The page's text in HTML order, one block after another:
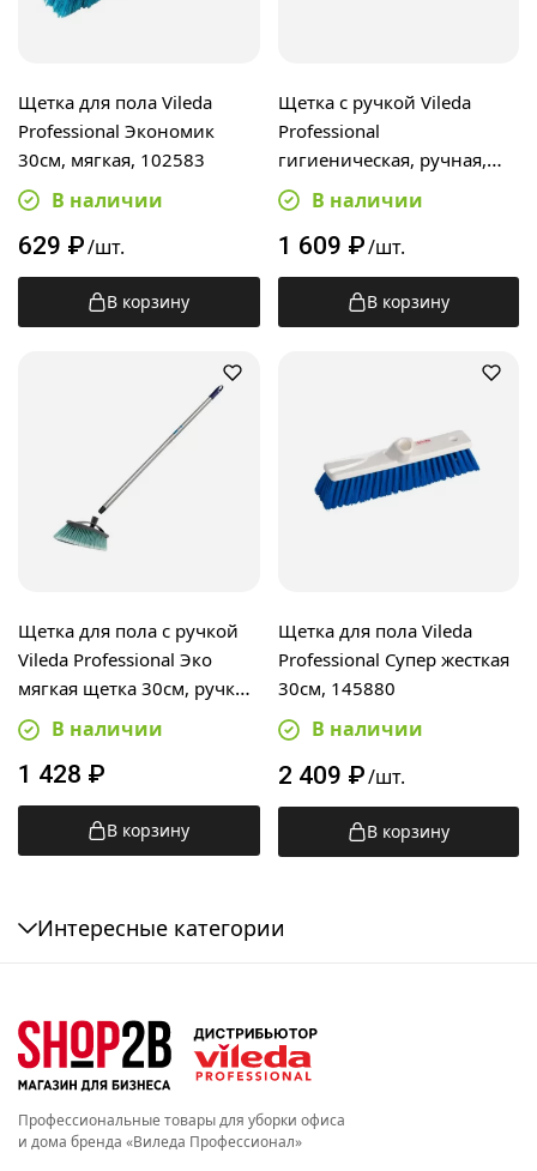
Щетка для пола Vileda
Professional Экономик
30см, мягкая, 102583
В наличии
629 ₽/шт.
В корзину
Щетка с ручкой Vileda
Professional
гигиеническая, ручная,
145874В наличии
1 609 ₽/шт.
В корзину
Щетка для пола с ручкой
Vileda Professional Эко
мягкая щетка 30см, ручка
Контракт 138см
В наличии
1 428 ₽
В корзину
Щетка для пола Vileda
Professional Супер жесткая
30см, 145880
В наличии
2 409 ₽/шт.
В корзину
Интересные категории
Профессиональные товары для уборки офиса
и дома бренда «Виледа Профессионал»